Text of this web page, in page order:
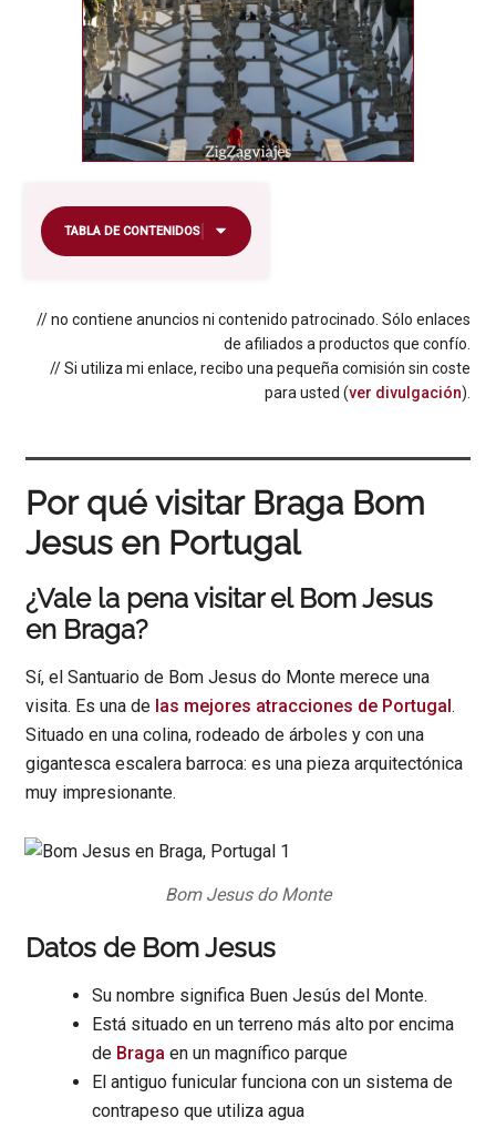
TABLA DE CONTENIDOS
// no contiene anuncios ni contenido patrocinado. Sólo enlaces
de afiliados a productos que confío.
// Si utiliza mi enlace, recibo una pequeña comisión sin coste
para usted (ver divulgación).
Por qué visitar Braga Bom
Jesus en Portugal
¿Vale la pena visitar el Bom Jesus
en Braga?
Sí, el Santuario de Bom Jesus do Monte merece una
visita. Es una de las mejores atracciones de Portugal.
Situado en una colina, rodeado de árboles y con una
gigantesca escalera barroca: es una pieza arquitectónica
muy impresionante.
Bom Jesus do Monte
Datos de Bom Jesus
Su nombre significa Buen Jesús del Monte.
Está situado en un terreno más alto por encima
de Braga en un magnífico parque
El antiguo funicular funciona con un sistema de
contrapeso que utiliza agua